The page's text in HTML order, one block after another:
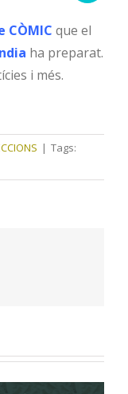
que el
ha preparat.
i més.
| Tags: